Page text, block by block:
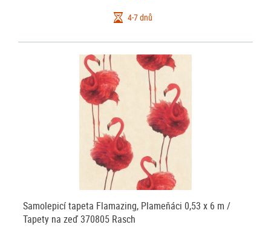
4-7 dnů
Samolepicí tapeta Flamazing, Plameňáci 0,53 x 6 m /
Tapety na zeď 370805 Rasch